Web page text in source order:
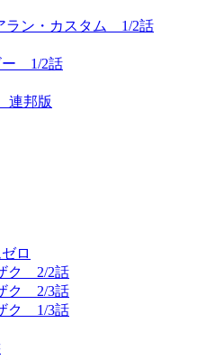
ン・カスタム 1/2話
1/2話
邦版
ロ
ク 2/2話
ク 2/3話
ク 1/3話